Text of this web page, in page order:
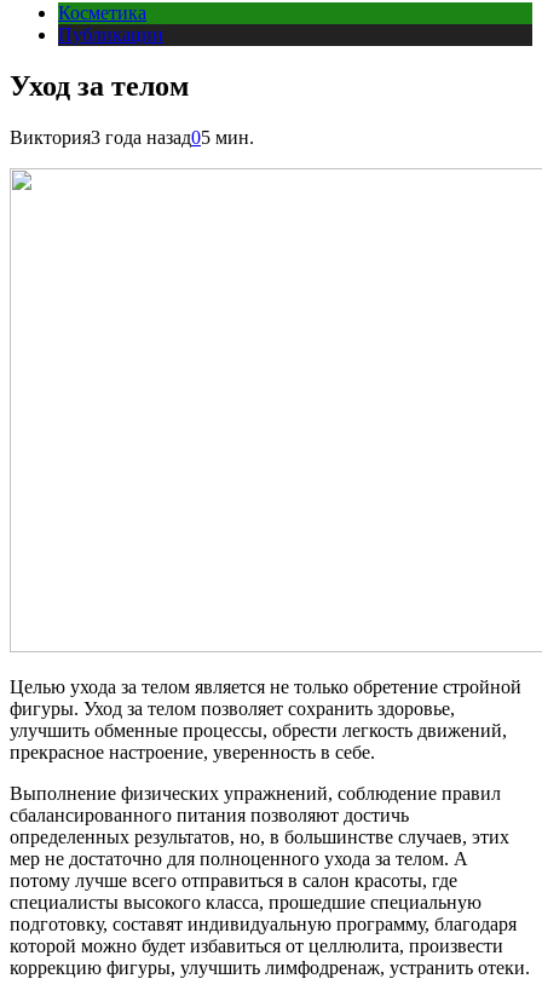
Косметика
Публикации
Уход за телом
Виктория3 года назад05 мин.
Целью ухода за телом является не только обретение стройной
фигуры. Уход за телом позволяет сохранить здоровье,
улучшить обменные процессы, обрести легкость движений,
прекрасное настроение, уверенность в себе.
Выполнение физических упражнений, соблюдение правил
сбалансированного питания позволяют достичь
определенных результатов, но, в большинстве случаев, этих
мер не достаточно для полноценного ухода за телом. А
потому лучше всего отправиться в салон красоты, где
специалисты высокого класса, прошедшие специальную
подготовку, составят индивидуальную программу, благодаря
которой можно будет избавиться от целлюлита, произвести
коррекцию фигуры, улучшить лимфодренаж, устранить отеки.